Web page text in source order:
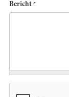
Bericht *